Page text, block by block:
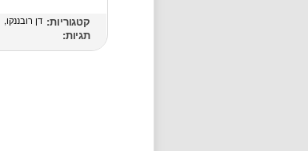
קטגוריות: דן רובננקו
תגיות: